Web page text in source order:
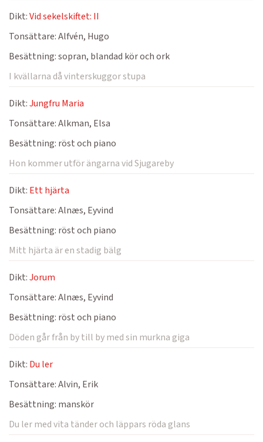
Dikt:Vid sekelskiftet: II
Tonsättare:Alfvén, Hugo
Besättning:sopran, blandad kör och ork
I kvällarna då vinterskuggor stupa
Dikt:Jungfru Maria
Tonsättare:Alkman, Elsa
Besättning: röst och piano
Hon kommer utför ängarna vid Sjugareby
Dikt: Ett hjärta
Tonsättare:Alnæs, Eyvind
Besättning: röst och piano
Mitt hjärta är en stadig bälg
Dikt:Jorum
Tonsättare:Alnæs, Eyvind
Besättning: röst och piano
Döden går från by till by med sin murkna giga
Dikt: Du ler
Tonsättare:Alvin, Erik
Besättning: manskör
Du ler med vita tänder och läppars röda glans